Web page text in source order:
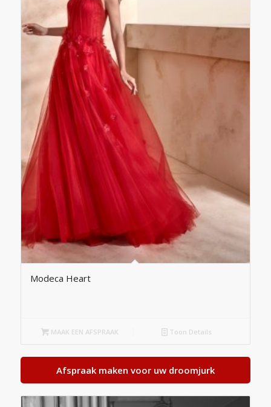
Modeca Heart
MAAK EEN AFSPRAAK Toon Details
Afspraak maken voor uw droomjurk